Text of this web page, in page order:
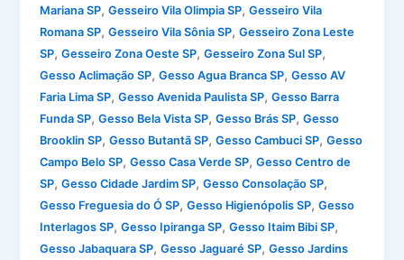
Mariana SP,Gesseiro Vila Olimpia SP,Gesseiro Vila
Romana SP,Gesseiro Vila Sônia SP,Gesseiro Zona Leste
SP,Gesseiro Zona Oeste SP,Gesseiro Zona Sul SP,
Gesso Aclimação SP,Gesso Agua Branca SP,Gesso AV
Faria Lima SP,Gesso Avenida Paulista SP,Gesso Barra
Funda SP,Gesso Bela Vista SP,Gesso Brás SP,Gesso
Brooklin SP,Gesso Butantã SP,Gesso Cambuci SP,Gesso
Campo Belo SP,Gesso Casa Verde SP,Gesso Centro de
SP,Gesso Cidade Jardim SP,Gesso Consolação SP,
Gesso Freguesia do Ó SP,Gesso Higienópolis SP,Gesso
Interlagos SP,Gesso Ipiranga SP,Gesso Itaim Bibi SP,
Gesso Jabaquara SP,Gesso Jaguaré SP,Gesso Jardins